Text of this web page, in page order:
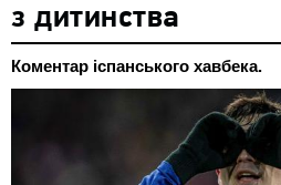
з дитинства
Коментар іспанського хавбека.